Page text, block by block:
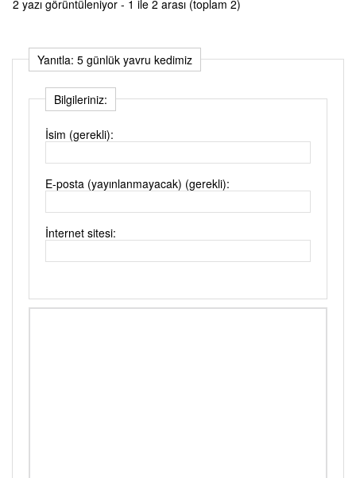
2 yazı görüntüleniyor - 1 ile 2 arası (toplam 2)
Yanıtla: 5 günlük yavru kedimiz
Bilgileriniz:
İsim (gerekli):
E-posta (yayınlanmayacak) (gerekli):
İnternet sitesi: